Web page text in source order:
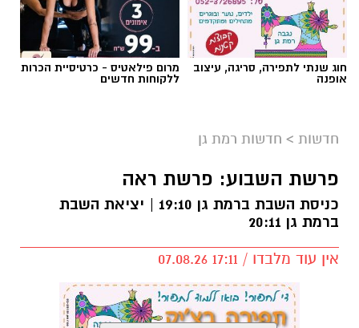
חוג שנתי לתפירה, סריגה, עיצוב
אופנה
מרום פילאטיס - כרטיסיית הכרות
ללקוחות חדשים
חדשות > חדשות רמת גן
פרשת השבוע: פרשת ראה
כניסת השבת ברמת גן 19:10 | יציאת השבת
ברמת גן 20:11
אין עוד מלבדו / 17:11 07.08.26